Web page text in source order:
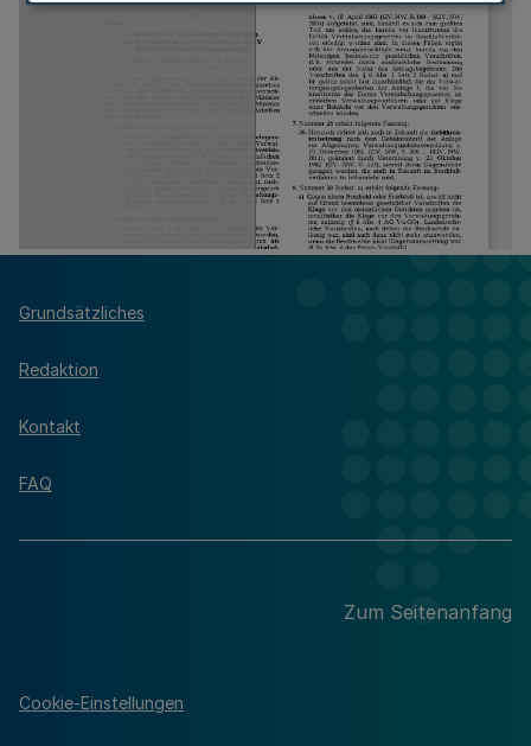
Grundsätzliches
Redaktion
Kontakt
FAQ
Zum Seitenanfang
Cookie-Einstellungen